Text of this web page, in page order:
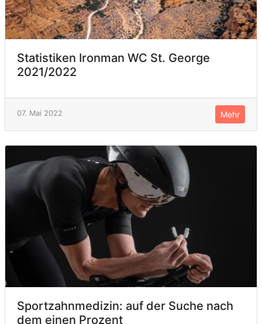
Statistiken Ironman WC St. George
2021/2022
07. Mai 2022 Mehr
Sportzahnmedizin: auf der Suche nach
dem einen Prozent